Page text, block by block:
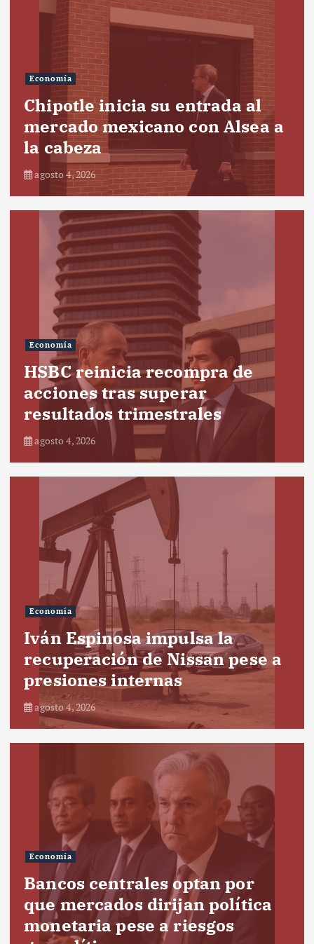
Economía
Chipotle inicia su entrada al
mercado mexicano con Alsea a
la cabeza
agosto 4, 2026
Economía
HSBC reinicia recompra de
acciones tras superar
resultados trimestrales
agosto 4, 2026
Economía
Iván Espinosa impulsa la
recuperación de Nissan pese a
presiones internas
agosto 4, 2026
Economía
Bancos centrales optan por
que mercados dirijan política
monetaria pese a riesgos